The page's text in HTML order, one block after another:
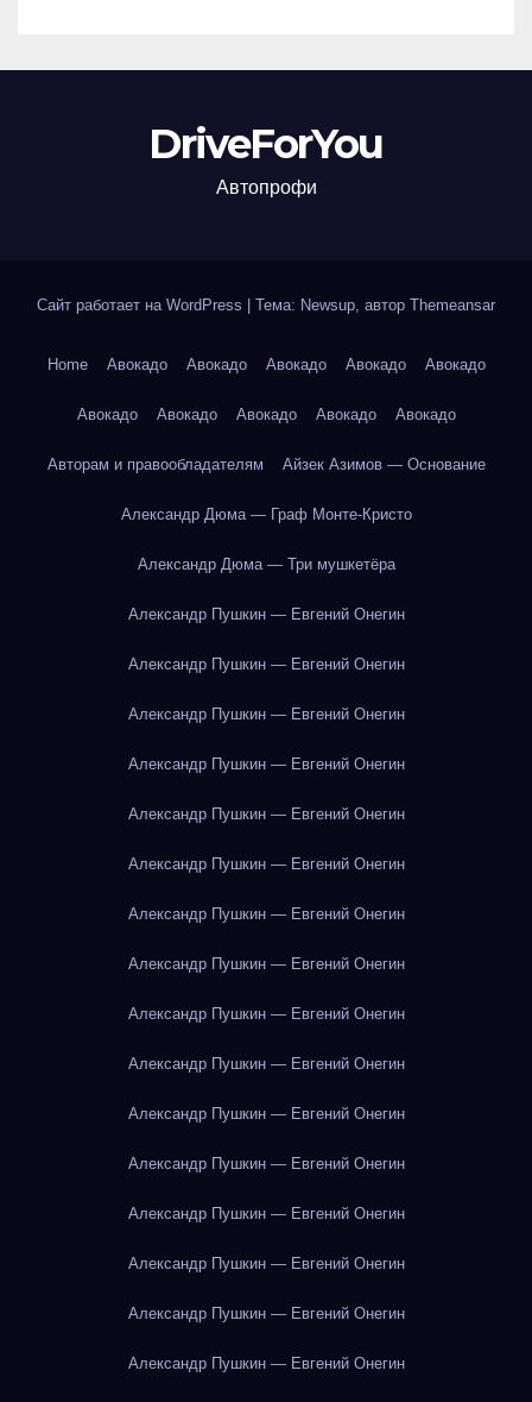
DriveForYou
Автопрофи
Сайт работает на WordPress Тема: Newsup, автор Themeansar
Home Авокадо Авокадо Авокадо Авокадо Авокадо
Авокадо Авокадо Авокадо Авокадо Авокадо
Авторам и правообладателям Айзек Азимов — Основание
Александр Дюма — Граф Монте-Кристо
Александр Дюма — Три мушкетёра
Александр Пушкин — Евгений Онегин
Александр Пушкин — Евгений Онегин
Александр Пушкин — Евгений Онегин
Александр Пушкин — Евгений Онегин
Александр Пушкин — Евгений Онегин
Александр Пушкин — Евгений Онегин
Александр Пушкин — Евгений Онегин
Александр Пушкин — Евгений Онегин
Александр Пушкин — Евгений Онегин
Александр Пушкин — Евгений Онегин
Александр Пушкин — Евгений Онегин
Александр Пушкин — Евгений Онегин
Александр Пушкин — Евгений Онегин
Александр Пушкин — Евгений Онегин
Александр Пушкин — Евгений Онегин
Александр Пушкин — Евгений Онегин